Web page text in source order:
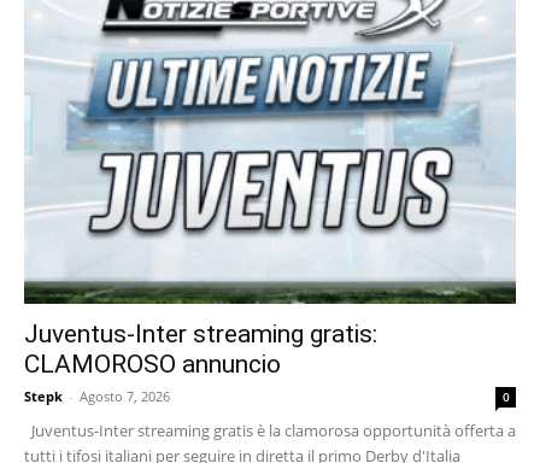
Juventus-Inter streaming gratis:
CLAMOROSO annuncio
Stepk - Agosto 7, 2026 0
Juventus-Inter streaming gratis è la clamorosa opportunità offerta a
tutti i tifosi italiani per seguire in diretta il primo Derby d'Italia